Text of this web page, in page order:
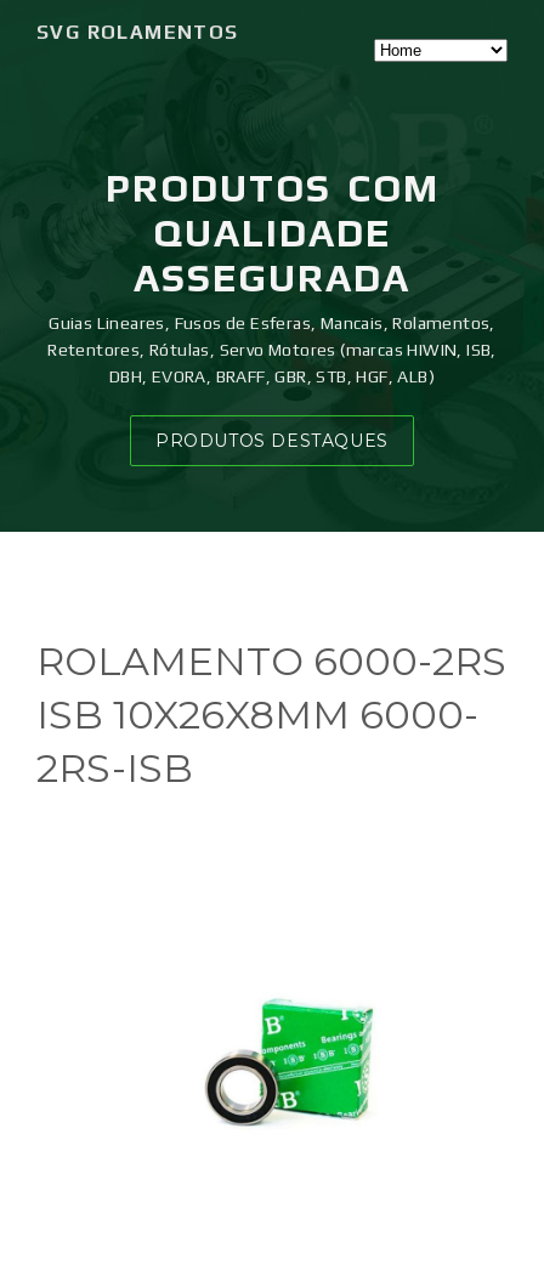
SVG ROLAMENTOS
PRODUTOS COM
QUALIDADE
ASSEGURADA
Guias Lineares, Fusos de Esferas, Mancais, Rolamentos,
Retentores, Rótulas, Servo Motores (marcas HIWIN, ISB,
DBH, EVORA, BRAFF, GBR, STB, HGF, ALB)
PRODUTOS DESTAQUES
ROLAMENTO 6000-2RS
ISB 10X26X8MM 6000-
2RS-ISB